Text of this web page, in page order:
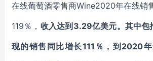
在线葡萄酒零售商Wine2020年在线销
119％， 收入达到 3.29亿美元。其中包
现的销售同比增长111％，到2020